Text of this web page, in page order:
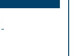
-